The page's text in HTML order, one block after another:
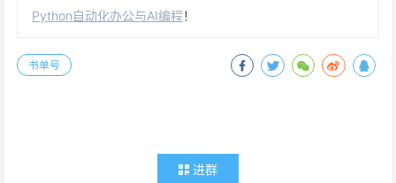
Python自动化办公与AI编程！
书单号
进群